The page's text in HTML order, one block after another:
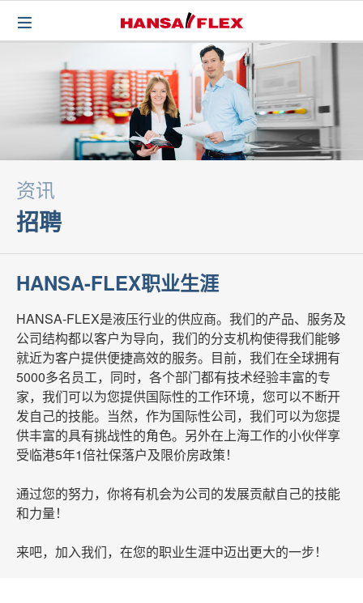
资讯
招聘
HANSA-FLEX职业生涯
HANSA-FLEX是液压行业的供应商。我们的产品、服务及
公司结构都以客户为导向，我们的分支机构使得我们能够
就近为客户提供便捷高效的服务。目前，我们在全球拥有
5000多名员工，同时，各个部门都有技术经验丰富的专
家，我们可以为您提供国际性的工作环境，您可以不断开
发自己的技能。当然，作为国际性公司，我们可以为您提
供丰富的具有挑战性的角色。另外在上海工作的小伙伴享
受临港5年1倍社保落户及限价房政策！
通过您的努力，你将有机会为公司的发展贡献自己的技能
和力量！
来吧，加入我们，在您的职业生涯中迈出更大的一步！